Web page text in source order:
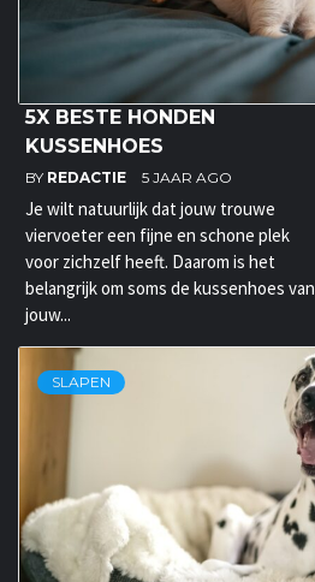
5X BESTE HONDEN
KUSSENHOES
BY REDACTIE 5 JAAR AGO
Je wilt natuurlijk dat jouw trouwe
viervoeter een fijne en schone plek
voor zichzelf heeft. Daarom is het
belangrijk om soms de kussenhoes van
jouw...
SLAPEN